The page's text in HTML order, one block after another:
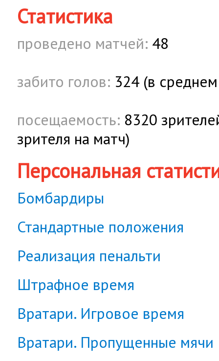
Статистика
проведено матчей: 48
забито голов: 324 (в
посещаемость: 8320
зрителя на матч)
Персональная
Бомбардиры
Стандартные положения
Реализация пенальти
Штрафное время
Вратари. Игровое время
Вратари. Пропущенные мячи